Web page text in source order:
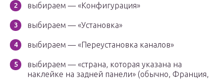
выбираем — «Конфигурация»
выбираем — «Установка»
выбираем — «Переустановка каналов»
выбираем — «страна, которая указана на
наклейке на задней панели» (обычно, Франция,